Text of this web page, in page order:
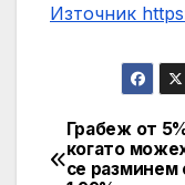
Източник
Post
Грабеж от
когато
се разминем